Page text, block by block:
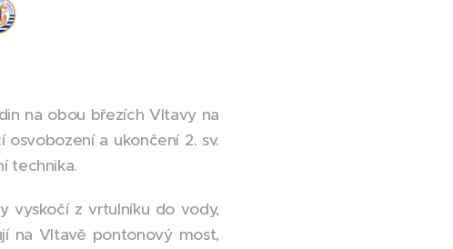
na obou březích Vltavy na
a ukončení 2. sv.
technika.
vyskočí z vrtulníku do vody,
na Vltavě pontonový most,